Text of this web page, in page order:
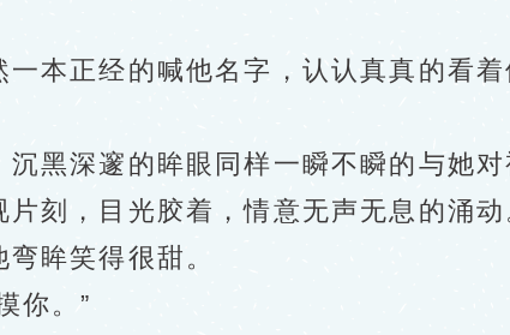
正经的喊他名字，认认真真的看着
深邃的眸眼同样一瞬不瞬的与她对
，目光胶着，情意无声无息的涌动
眸笑得很甜。
你。”